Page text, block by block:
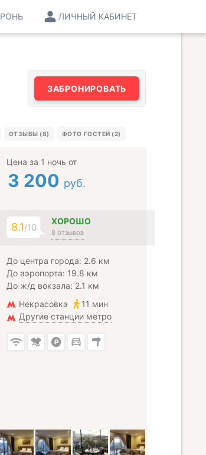
ЛИЧНЫЙ КАБИНЕТ
ЗАБРОНИРОВАТЬ
ОТЗЫВЫ (8) ФОТО ГОСТЕЙ (2)
Цена за 1 ночь от
3 200 руб.
8.1/10
ХОРОШО
8 отзывов
До центра города: 2.6 км
До аэропорта: 19.8 км
До ж/д вокзала: 2.1 км
Некрасовка
11 мин
Другие станции метро